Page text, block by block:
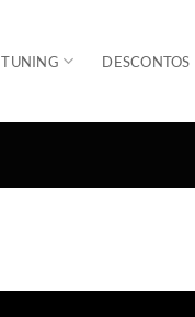
TUNING DESCONTOS